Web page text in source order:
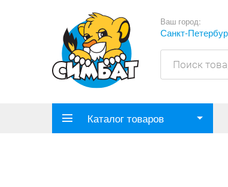
Ваш город:
Санкт-
Каталог товаров